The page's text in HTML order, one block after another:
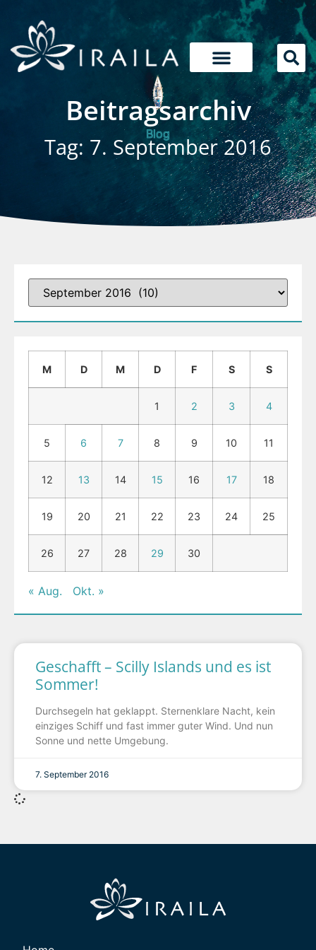
Beitragsarchiv
Tag: 7. September 2016
Blog
M D M D F S S
1 2 3 4
5 6 7 8 9 10 11
12 13 14 15 16 17 18
19 20 21 22 23 24 25
26 27 28 29 30
« Aug. Okt. »
Geschafft – Scilly Islands und es ist
Sommer!
Durchsegeln hat geklappt. Sternenklare Nacht, kein
einziges Schiff und fast immer guter Wind. Und nun
Sonne und nette Umgebung.
7. September 2016